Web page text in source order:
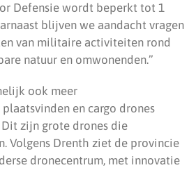
Defensie wordt beperkt tot 1
blijven we aandacht vragen
van militaire activiteiten rond
natuur en omwonenden.”
ook meer
en cargo drones
zijn grote drones die
Volgens Drenth ziet de provincie
dronecentrum, met innovatie